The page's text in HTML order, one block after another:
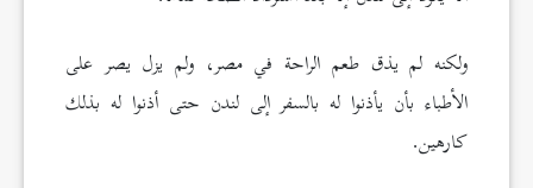
ولكنه لم يذق طعم الراحة في مصر، ولم يزل يصر على
الأطباء بأن يأذنوا له بالسفر إلى لندن حتى أذنوا له بذلك
كارهين.